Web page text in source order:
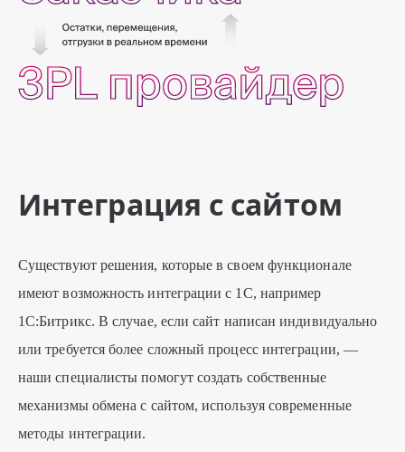
Интеграция с сайтом
Существуют решения, которые в своем функционале
имеют возможность интеграции с 1С, например
1С:Битрикс. В случае, если сайт написан индивидуально
или требуется более сложный процесс интеграции, —
наши специалисты помогут создать собственные
механизмы обмена с сайтом, используя современные
методы интеграции.